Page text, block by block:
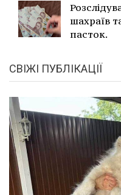
шахраїв
пасток.
СВІЖІ ПУБЛІКАЦІЇ